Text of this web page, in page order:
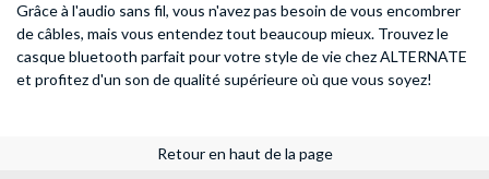
Grâce à l'audio sans fil, vous n'avez pas besoin de vous encombrer
de câbles, mais vous entendez tout beaucoup mieux. Trouvez le
casque bluetooth parfait pour votre style de vie chez ALTERNATE
et profitez d'un son de qualité supérieure où que vous soyez!
Retour en haut de la page